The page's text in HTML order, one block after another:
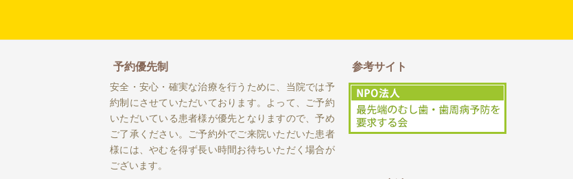
予約優先制
安全・安心・確実な治療を行うために、当院では予
約制にさせていただいております。よって、ご予約
いただいている患者様が優先となりますので、予め
ご了承ください。ご予約外でご来院いただいた患者
様には、やむを得ず長い時間お待ちいただく場合が
ございます。
参考サイト